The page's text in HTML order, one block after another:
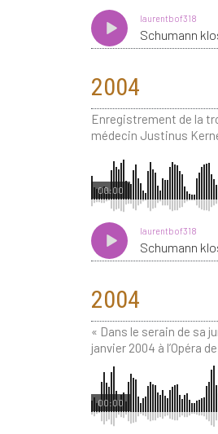
laurentbof318
Schumann
2004
Enregistrement de la
médecin Justinus
00:00
laurentbof318
Schumann
2004
« Dans le serain de sa
janvier 2004 à l’Opéra
00:00